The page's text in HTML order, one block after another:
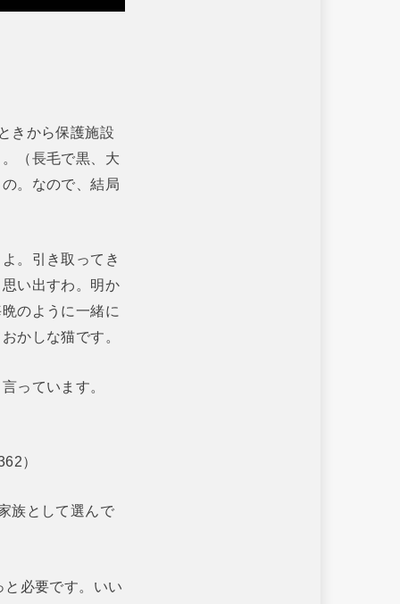
きから保護施設
（長毛で黒、大
。なので、結局
。引き取ってき
い出すわ。明か
のように一緒に
かしな猫です。
っています。
）
族として選んで
必要です。いい